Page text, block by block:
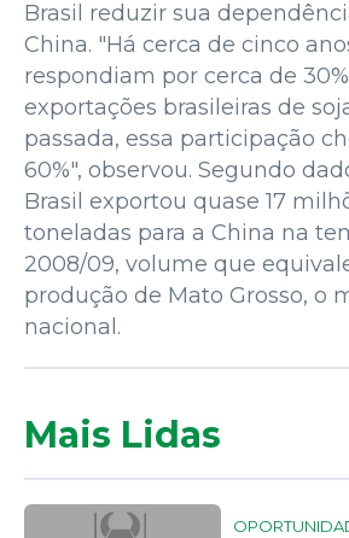
Brasil reduzir sua
China. "Há cerca de cinco
respondiam por cerca de
exportações brasileiras de
passada, essa participação
60%", observou. Segundo
Brasil exportou quase 17
toneladas para a China na
2008/09, volume que
produção de Mato Grosso, o
nacional.
Mais Lidas